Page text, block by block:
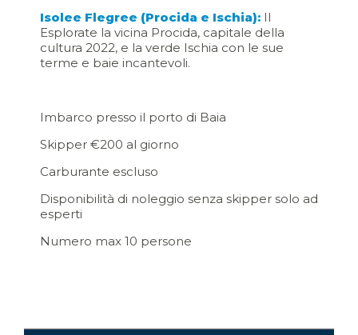
Isolee Flegree (Procida e Ischia): Il
Esplorate la vicina Procida, capitale della
cultura 2022, e la verde Ischia con le sue
terme e baie incantevoli.
Imbarco presso il porto di Baia
Skipper €200 al giorno
Carburante escluso
Disponibilità di noleggio senza skipper solo ad
esperti
Numero max 10 persone